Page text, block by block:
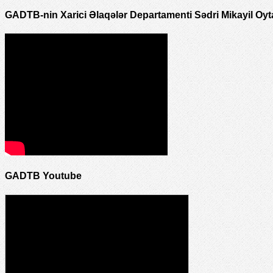
GADTB-nin Xarici Əlaqələr Departamenti Sədri Mikayil
GADTB Youtube